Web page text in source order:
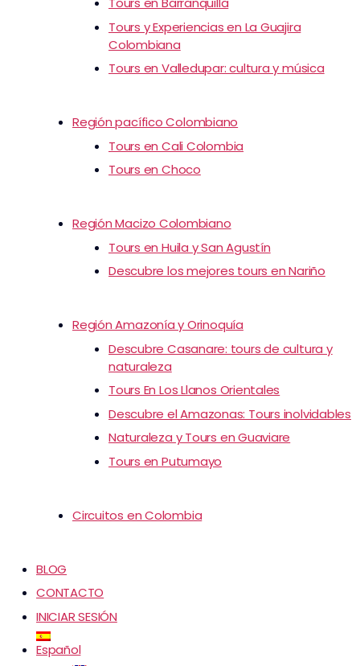
Tours y Experiencias en La Guajira
Colombiana
Tours en Valledupar: cultura y música
Región pacífico Colombiano
Tours en Cali Colombia
Tours en Choco
Región Macizo Colombiano
Tours en Huila y San Agustín
Descubre los mejores tours en Nariño
Región Amazonía y Orinoquía
Descubre Casanare: tours de cultura y
naturaleza
Tours En Los Llanos Orientales
Descubre el Amazonas: Tours inolvidables
Naturaleza y Tours en Guaviare
Tours en Putumayo
Circuitos en Colombia
BLOG
CONTACTO
INICIAR SESIÓN
Español